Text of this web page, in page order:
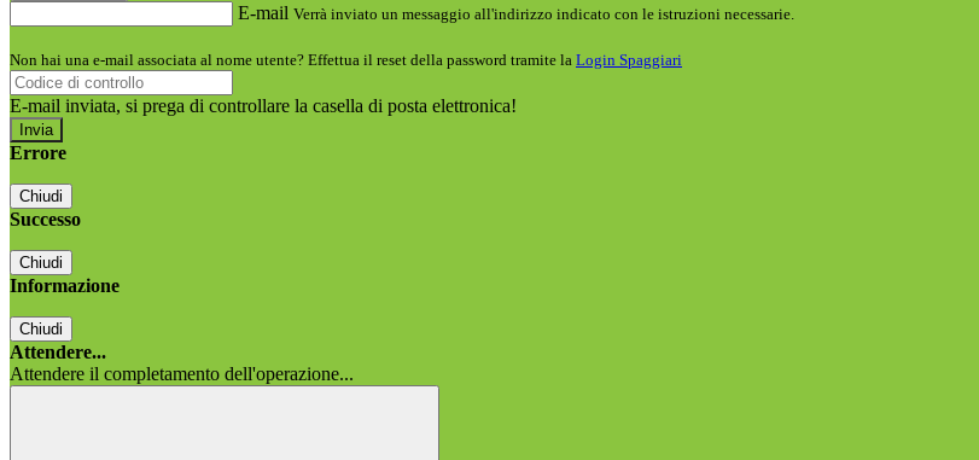
E-mail Verrà inviato un messaggio all'indirizzo indicato con le istruzioni necessarie.
Non hai una e-mail associata al nome utente? Effettua il reset della password tramite la Login Spaggiari
E-mail inviata, si prega di controllare la casella di posta elettronica!
Errore
Chiudi
Successo
Chiudi
Informazione
Chiudi
Attendere...
Attendere il completamento dell'operazione...